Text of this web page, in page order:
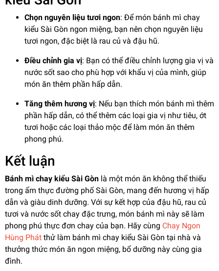
Chọn nguyên liệu tươi ngon: Để món bánh mì chay
kiểu Sài Gòn ngon miệng, bạn nên chọn nguyên liệu
tươi ngon, đặc biệt là rau củ và đậu hũ.
Điều chỉnh gia vị: Bạn có thể điều chỉnh lượng gia vị và
nước sốt sao cho phù hợp với khẩu vị của mình, giúp
món ăn thêm phần hấp dẫn.
Tăng thêm hương vị: Nếu bạn thích món bánh mì thêm
phần hấp dẫn, có thể thêm các loại gia vị như tiêu, ớt
tươi hoặc các loại thảo mộc để làm món ăn thêm
phong phú.
Kết luận
Bánh mì chay kiểu Sài Gòn là một món ăn không thể thiếu
trong ẩm thực đường phố Sài Gòn, mang đến hương vị hấp
dẫn và giàu dinh dưỡng. Với sự kết hợp của đậu hũ, rau củ
tươi và nước sốt chay đặc trưng, món bánh mì này sẽ làm
phong phú thực đơn chay của bạn. Hãy cùng Chay Ngon
Hùng Phát thử làm bánh mì chay kiểu Sài Gòn tại nhà và
thưởng thức món ăn ngon miệng, bổ dưỡng này cùng gia
đình.